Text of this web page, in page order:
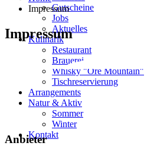
Gutscheine
Jobs
Aktuelles
Kulinarik
Restaurant
Brauerei
Whisky "Ore Mountain"
Tischreservierung
Arrangements
Natur & Aktiv
Sommer
Winter
Kontakt
Impressum
Impressum
Anbieter